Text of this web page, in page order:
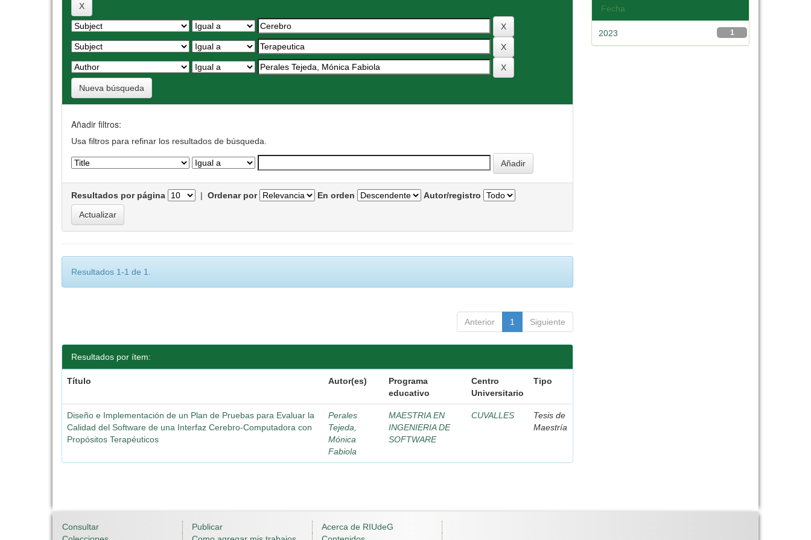
Nueva búsqueda
Añadir filtros:
Usa filtros para refinar los resultados de búsqueda.
Resultados por página | Ordenar por En orden Autor/registro
Resultados 1-1 de 1.
Anterior 1 Siguiente
Resultados por ítem:
Título Autor(es)
Programa
educativo
Centro
Universitario
Tipo
Diseño e Implementación de un Plan de Pruebas para Evaluar la
Calidad del Software de una Interfaz Cerebro-Computadora con
Propósitos Terapéuticos
Perales
Tejeda,
Mónica
Fabiola
MAESTRIA EN
INGENIERIA DE
SOFTWARE
CUVALLES
Tesis de
Maestría
Fecha
1
2023
Consultar
Publicar
Acerca de RIUdeG